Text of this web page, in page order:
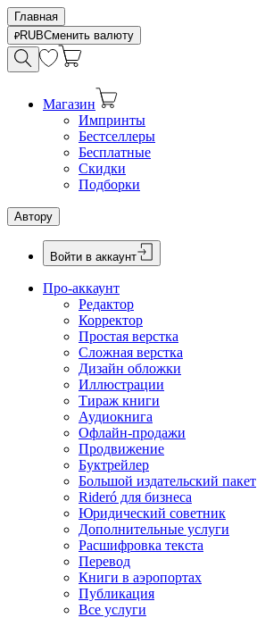
Главная
RUBСменить валюту
Магазин
Импринты
Бестселлеры
Бесплатные
Скидки
Подборки
Автору
Войти в аккаунт
Про-аккаунт
Редактор
Корректор
Простая верстка
Сложная верстка
Дизайн обложки
Иллюстрации
Тираж книги
Аудиокнига
Офлайн-продажи
Продвижение
Буктрейлер
Большой издательский пакет
Rideró для бизнеса
Юридический советник
Дополнительные услуги
Расшифровка текста
Перевод
Книги в аэропортах
Публикация
Все услуги